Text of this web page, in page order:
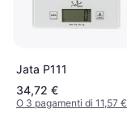
Jata P111
34,72 €
O 3 pagamenti di 11,57 €